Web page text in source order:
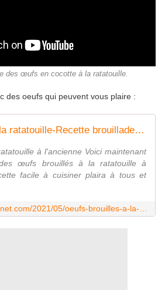
des œufs en cocotte à la ratatouille.
des oeufs qui peuvent vous plaire :
Oeufs brouillés à la ratatouille-Recette brouillade - Recettes de Papounet
à l'ancienne Voici maintenant
œufs brouillés à la ratatouille à
facile à cuisiner plaira à tous et